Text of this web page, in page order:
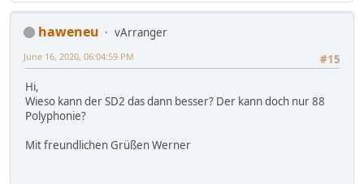
haweneu
vArranger
#15
June 16, 2020, 06:04:59 PM
Hi,
Wieso kann der SD2 das dann besser? Der kann doch nur 88
Polyphonie?
Mit freundlichen Grüßen Werner